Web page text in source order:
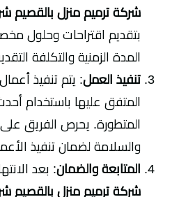
شركة ترميم منزل بالقصيم
بتقديم اقتراحات وحلول
المدة الزمنية والتكلفة
تنفيذ العمل: يتم تنفيذ
المتفق عليها باستخدام
المتطورة. يحرص الفريق على
والسلامة لضمان تنفيذ
المتابعة والضمان: بعد
شركة ترميم منزل بالقصيم